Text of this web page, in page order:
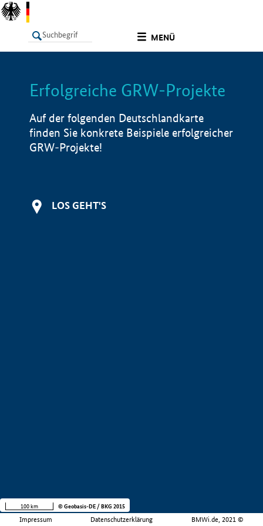
MENÜ
LISTE Info
Erfolgreiche GRW-Projekte
Auf der folgenden Deutschlandkarte
finden Sie konkrete Beispiele erfolgreicher
GRW-Projekte!
LOS GEHT'S
Impressum Datenschutzerklärung BMWi.de, 2021 ©
100 km © Geobasis-DE / BKG 2015